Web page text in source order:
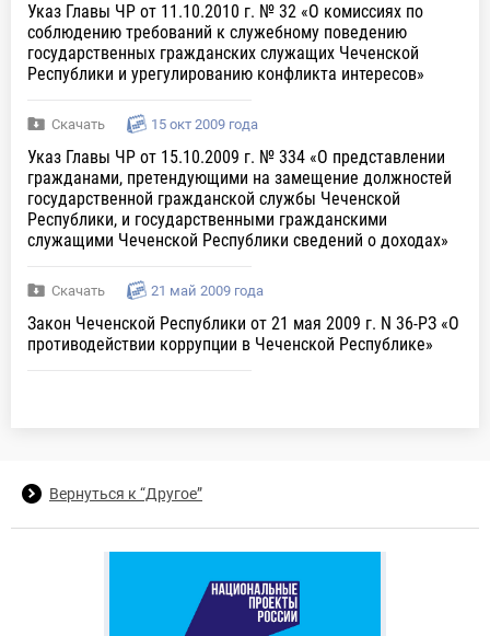
Указ Главы ЧР от 11.10.2010 г. № 32 «О комиссиях по
соблюдению требований к служебному поведению
государственных гражданских служащих Чеченской
Республики и урегулированию конфликта интересов»
Скачать 15 окт 2009 года
Указ Главы ЧР от 15.10.2009 г. № 334 «О представлении
гражданами, претендующими на замещение должностей
государственной гражданской службы Чеченской
Республики, и государственными гражданскими
служащими Чеченской Республики сведений о доходах»
Скачать 21 май 2009 года
Закон Чеченской Республики от 21 мая 2009 г. N 36-РЗ «О
противодействии коррупции в Чеченской Республике»
Вернуться к “Другое”